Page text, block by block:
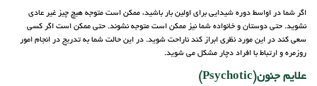
اگر شما در اواسط دوره شیدایی برای اولین بار باشید، ممکن است متوجه هیچ چیز غیر عادی
نشوید. حتی دوستان و خانواده شما نیز ممکن است متوجه نشوند. حتی ممکن است اگر کسی
سعی کند در این مورد نظری ابراز کند ناراحت شوید. در این حالت شما به تدریج در انجام امور
روزمره و ارتباط با افراد دچار مشکل می شوید.
علایم جنون(Psychotic)